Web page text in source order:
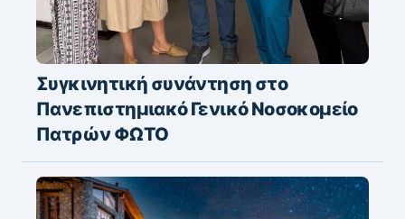
Συγκινητική συνάντηση στο
Πανεπιστημιακό Γενικό Νοσοκομείο
Πατρών ΦΩΤΟ